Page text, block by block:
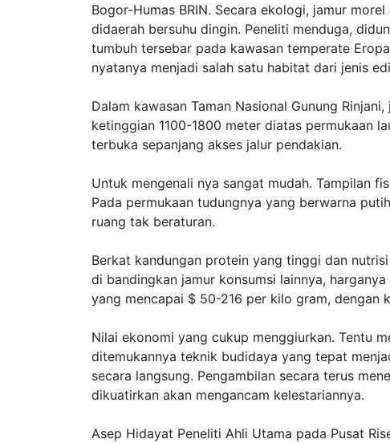
Bogor-Humas BRIN. Secara ekologi, jamur
didaerah bersuhu dingin. Peneliti menduga,
tumbuh tersebar pada kawasan temperate
nyatanya menjadi salah satu habitat dari jenis
Dalam kawasan Taman Nasional Gunung
ketinggian 1100-1800 meter diatas permukaan
terbuka sepanjang akses jalur pendakian.
Untuk mengenali nya sangat mudah. Tampilan
Pada permukaan tudungnya yang berwarna
ruang tak beraturan.
Berkat kandungan protein yang tinggi dan
di bandingkan jamur konsumsi lainnya,
yang mencapai $ 50-216 per kilo gram, dengan
Nilai ekonomi yang cukup menggiurkan. Tentu
ditemukannya teknik budidaya yang tepat
secara langsung. Pengambilan secara terus
dikuatirkan akan mengancam kelestariannya.
Asep Hidayat Peneliti Ahli Utama pada Pusat